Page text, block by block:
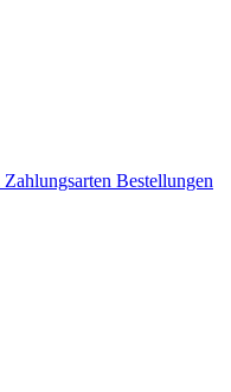
Zahlungsarten Bestellungen